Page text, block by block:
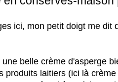
ici, mon petit doigt me dit
belle crème d'asperge
produits laitiers (ici là